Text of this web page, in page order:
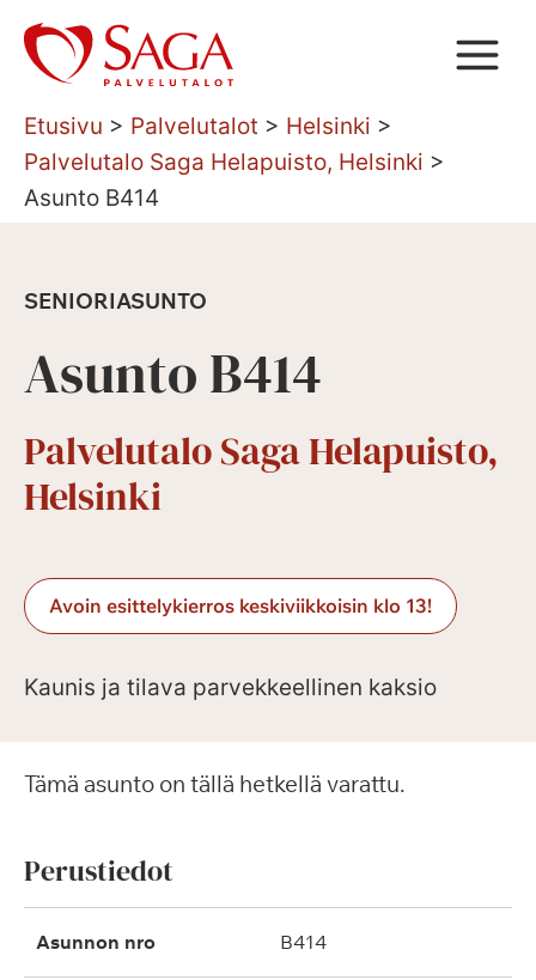
Siirry
sisältöön
Etusivu > Palvelutalot > Helsinki >
Palvelutalo Saga Helapuisto, Helsinki >
Asunto B414
SENIORIASUNTO
Asunto B414
Palvelutalo Saga Helapuisto,
Helsinki
Avoin esittelykierros keskiviikkoisin klo 13!
Kaunis ja tilava parvekkeellinen kaksio
Tämä asunto on tällä hetkellä varattu.
Perustiedot
Asunnon nro B414